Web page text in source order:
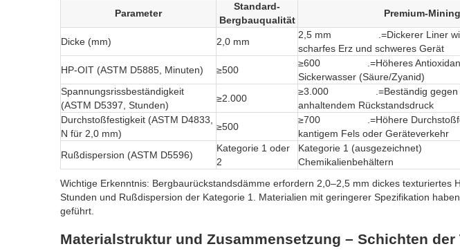
Parameter
Standard-
Bergbauqualität
Premium-
Dicke (mm)
2,0 mm
2,5 mm .=Dickerer Liner
scharfes Erz und schweres Gerät
HP-OIT (ASTM D5885, Minuten)
≥500
≥600 .=Höheres Antioxidans
Sickerwasser (Säure/Zyanid)
Spannungsrissbeständigkeit
(ASTM D5397, Stunden)
≥2.000
≥3.000 .=Beständig gegen
anhaltendem Rückstandsdruck
Durchstoßfestigkeit (ASTM D4833,
N für 2,0 mm)
≥500
≥700 .=Höhere
kantigem Fels oder Geräteverkehr
Rußdispersion (ASTM D5596)
Kategorie 1 oder
2
Kategorie 1 (ausgezeichnet)
Chemikalienbehältern
Wichtige Erkenntnis: Bergbaurückstandsdämme erfordern 2,0–2,5 mm dickes texturiertes
Stunden und Rußdispersion der Kategorie 1. Materialien mit geringerer Spezifikation
geführt.
Materialstruktur und Zusammensetzung – Schichten der